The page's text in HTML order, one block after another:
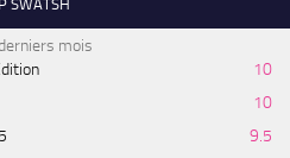
SWATSH
mois
10
10
9.5